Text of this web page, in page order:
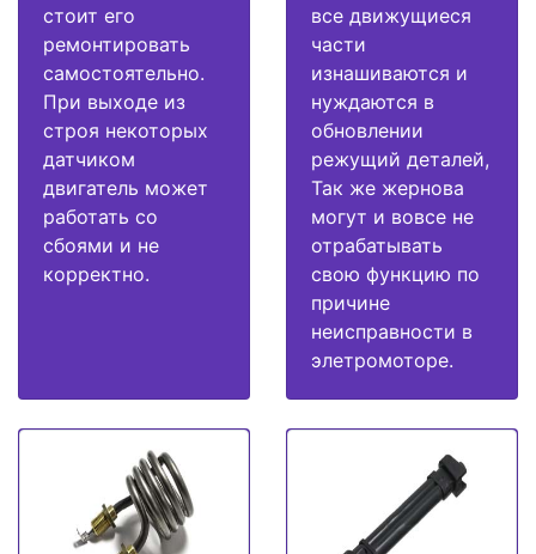
стоит его
ремонтировать
самостоятельно.
При выходе из
строя некоторых
датчиком
двигатель может
работать со
сбоями и не
корректно.
все движущиеся
части
изнашиваются и
нуждаются в
обновлении
режущий деталей,
Так же жернова
могут и вовсе не
отрабатывать
свою функцию по
причине
неисправности в
элетромоторе.